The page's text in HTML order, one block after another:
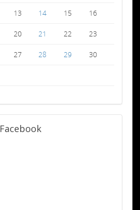
13 14 15 16
20 21 22 23
27 28 29 30
Facebook